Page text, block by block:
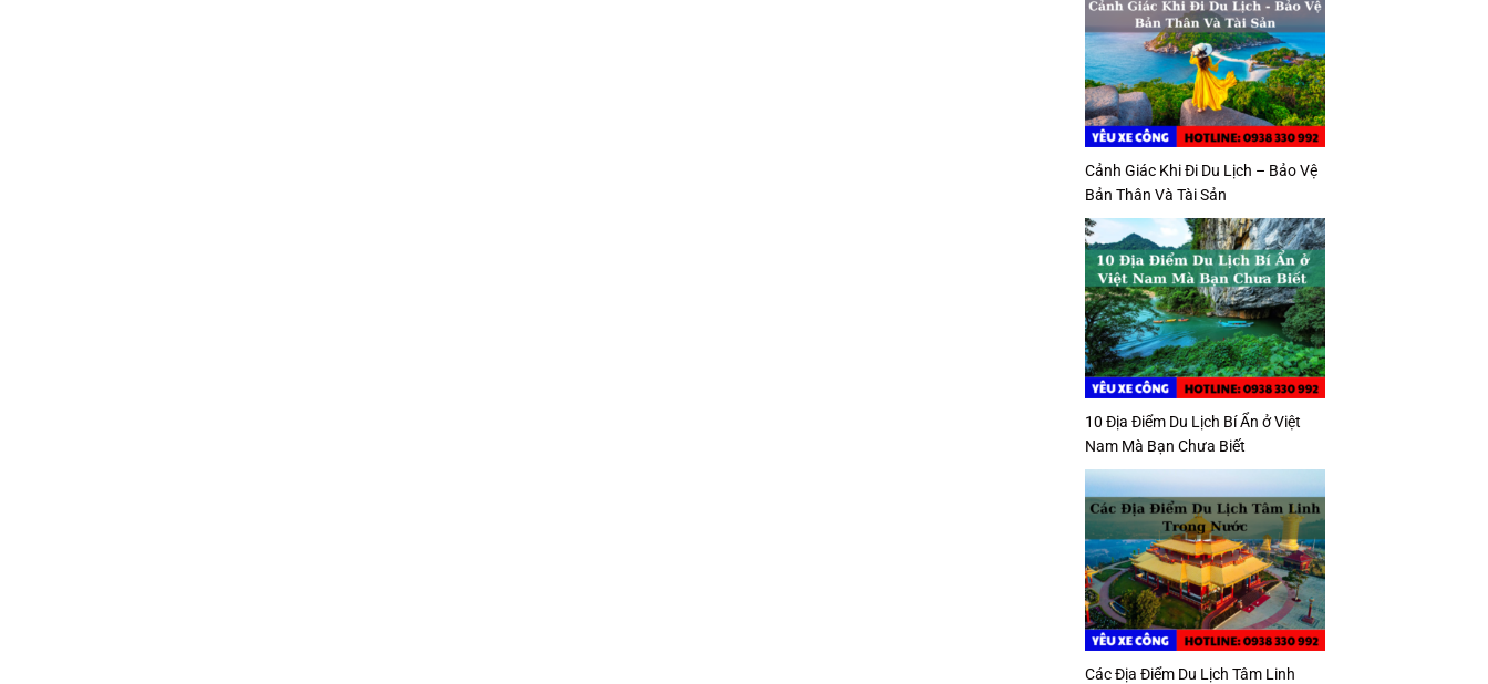
Cảnh Giác Khi Đi Du Lịch – Bảo Vệ
Bản Thân Và Tài Sản
10 Địa Điểm Du Lịch Bí Ẩn ở Việt
Nam Mà Bạn Chưa Biết
Các Địa Điểm Du Lịch Tâm Linh